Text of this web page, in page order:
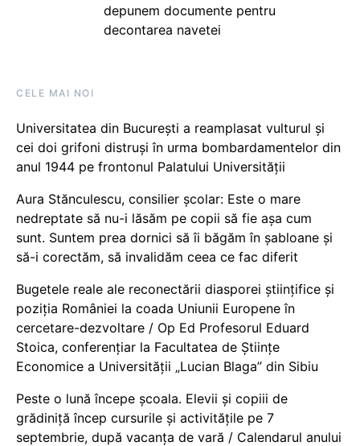
depunem documente pentru
decontarea navetei
CELE MAI NOI
Universitatea din București a reamplasat vulturul și
cei doi grifoni distruși în urma bombardamentelor din
anul 1944 pe frontonul Palatului Universității
Aura Stănculescu, consilier școlar: Este o mare
nedreptate să nu-i lăsăm pe copii să fie așa cum
sunt. Suntem prea dornici să îi băgăm în șabloane și
să-i corectăm, să invalidăm ceea ce fac diferit
Bugetele reale ale reconectării diasporei științifice și
poziția României la coada Uniunii Europene în
cercetare-dezvoltare / Op Ed Profesorul Eduard
Stoica, conferențiar la Facultatea de Științe
Economice a Universității „Lucian Blaga” din Sibiu
Peste o lună începe școala. Elevii și copiii de
grădiniță încep cursurile și activitățile pe 7
septembrie, după vacanța de vară / Calendarul anului